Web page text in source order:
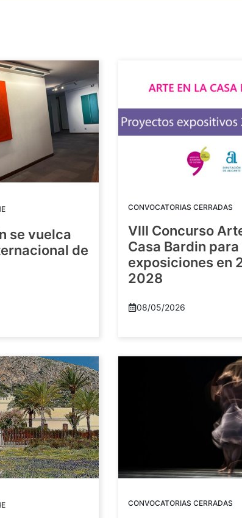
se vuelca
de
CONVOCATORIAS CERRADAS
VIII Concurso
Casa Bardin para
exposiciones en
2028
08/05/2026
CONVOCATORIAS CERRADAS